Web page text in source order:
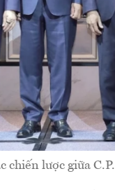
chiến lược giữa